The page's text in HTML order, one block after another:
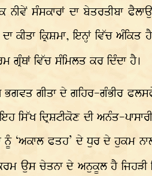
ਨੀਵੇਂ ਸੰਸਕਾਰਾਂ ਦਾ ਬੇਤਰਤੀਬਾ
ਕੀਤਾ ਕ੍ਰਿਸ਼ਮਾ, ਇਨ੍ਹਾਂ ਵਿੱਚ
ਗ੍ਰੰਥਾਂ ਵਿੱਚ ਸੰਮਿਲਤ ਕਰ ਦਿੰਦਾ ਹੈ।
ਗੀਤਾ ਦੇ ਗਹਿਰ-ਗੰਭੀਰ
ਦ੍ਰਿਸ਼ਟੀਕੋਣ ਦੀ ਅਨੰਤ-
‘ਅਕਾਲ ਫਤਹ’ ਦੇ ਧੁਰ ਦੇ ਹੁਕਮ
ਉਸ ਚੇਤਨਾ ਦੇ ਅਨੁਕੂਲ ਹੈ